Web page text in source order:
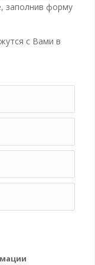
заполнив форму
с Вами в